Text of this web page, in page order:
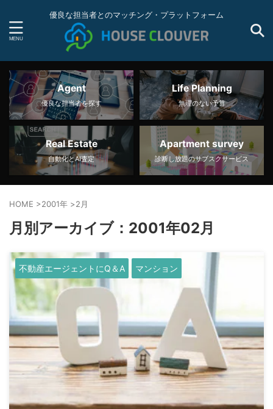
優良な担当者とのマッチング・プラットフォーム
Agent
優良な担当者を探す
Life Planning
無理のない予算
Real Estate
自動化とAI査定
Apartment survey
診断し放題のサブスクサービス
HOME >2001年 >2月
月別アーカイブ：2001年02月
不動産エージェントにQ＆A マンション